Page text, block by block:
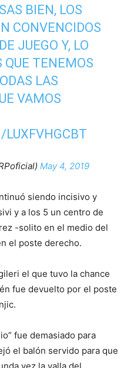
BIEN, LOS
CONVENCIDOS
JUEGO Y, LO
QUE TENEMOS
LAS
VAMOS
May 4, 2019
siendo incisivo y
y a los 5 un centro de
-solito en el medio del
el poste derecho.
el que tuvo la chance
fue devuelto por el poste
fue demasiado para
el balón servido para que